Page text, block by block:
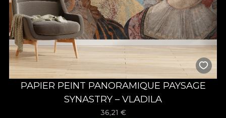
PAPIER PEINT PANORAMIQUE PAYSAGE
SYNASTRY – VLADILA
36,21 €